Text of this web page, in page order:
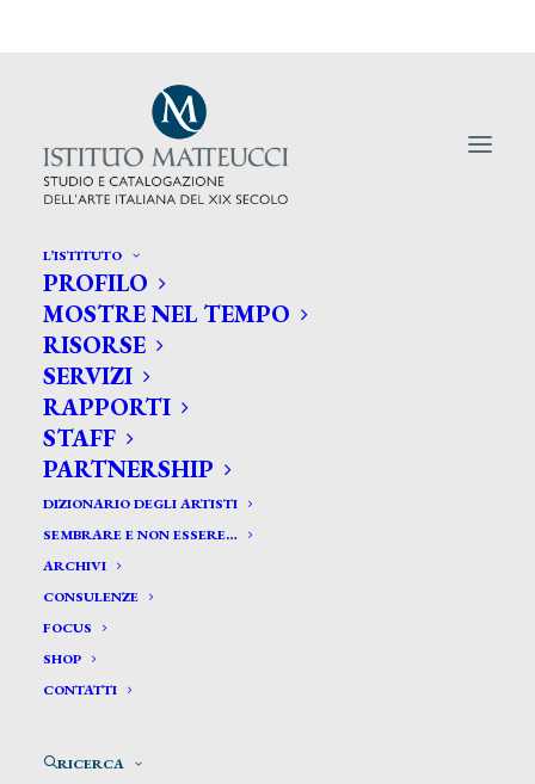
L’ISTITUTO
PROFILO
MOSTRE NEL TEMPO
RISORSE
SERVIZI
RAPPORTI
STAFF
PARTNERSHIP
DIZIONARIO DEGLI ARTISTI
SEMBRARE E NON ESSERE…
ARCHIVI
CONSULENZE
FOCUS
SHOP
CONTATTI
RICERCA
A Lucca per vedere gli Orci verdi
di Fernando Mazzocca, Il Sole 24 Ore, 2